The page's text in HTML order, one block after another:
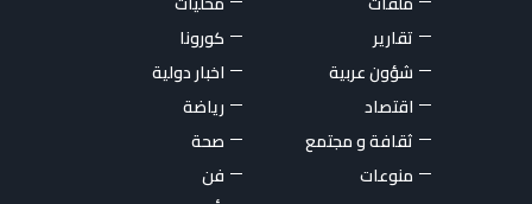
تقارير
كورونا
شؤون عربية
اخبار دولية
اقتصاد
رياضة
ثقافة و مجتمع
صحة
منوعات
فن